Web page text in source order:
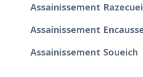
Assainissement
Assainissement
Assainissement Soueich